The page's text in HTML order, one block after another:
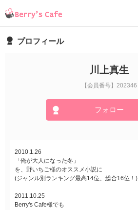
プロフィール
川上真生
【会員番号】202346
フォロー
2010.1.26
「俺が大人になった冬」
を、野いちご様のオススメ小説に
(ジャンル別ランキング最高14位、総合16位！)
2011.10.25
Berry's Cafe様でも